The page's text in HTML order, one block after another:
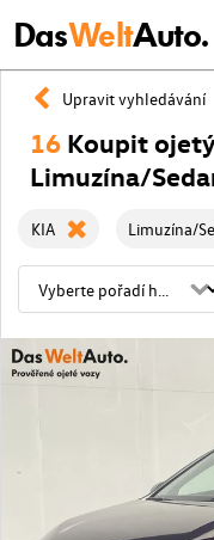
DasWeltAuto.
Upravit vyhledávání
16 Koupit
Limuzína/
KIA Limuzína/